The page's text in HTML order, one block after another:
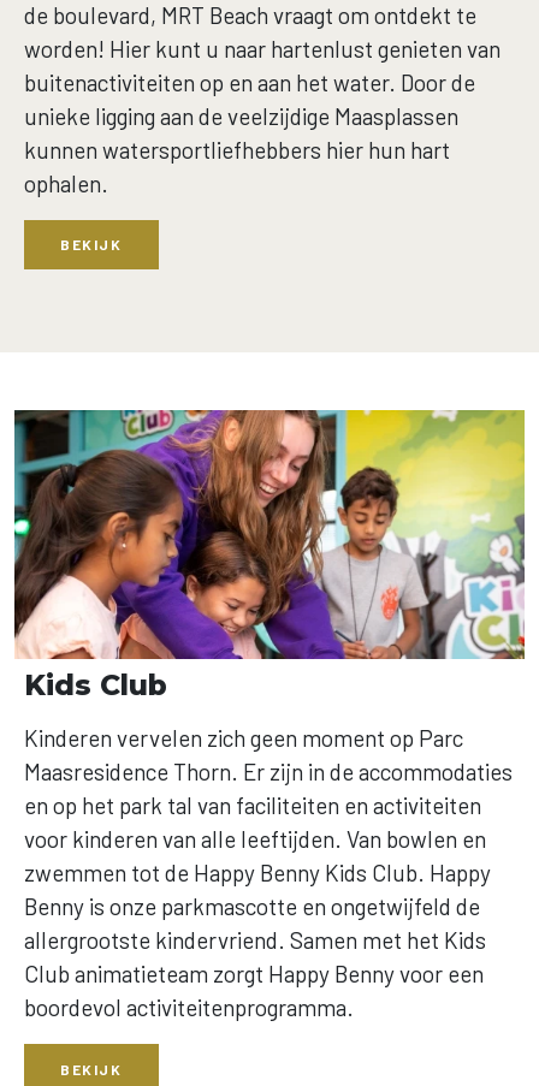
de boulevard, MRT Beach vraagt om ontdekt te
worden! Hier kunt u naar hartenlust genieten van
buitenactiviteiten op en aan het water. Door de
unieke ligging aan de veelzijdige Maasplassen
kunnen watersportliefhebbers hier hun hart
ophalen.
BEKIJK
Kids Club
Kinderen vervelen zich geen moment op Parc
Maasresidence Thorn. Er zijn in de accommodaties
en op het park tal van faciliteiten en activiteiten
voor kinderen van alle leeftijden. Van bowlen en
zwemmen tot de Happy Benny Kids Club. Happy
Benny is onze parkmascotte en ongetwijfeld de
allergrootste kindervriend. Samen met het Kids
Club animatieteam zorgt Happy Benny voor een
boordevol activiteitenprogramma.
BEKIJK